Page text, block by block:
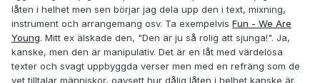
låten i helhet men sen börjar jag dela upp den i text, mixning,
instrument och arrangemang osv. Ta exempelvis Fun - We Are
Young. Mitt ex älskade den, "Den är ju så rolig att sjunga!". Ja,
kanske, men den är manipulativ. Det är en låt med värdelösa
texter och svagt uppbyggda verser men med en refräng som de
vet tilltalar människor, oavsett hur dålig låten i helhet kanske är.